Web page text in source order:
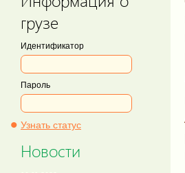
грузе
Идентификатор
Пароль
• Узнать статус
Новости